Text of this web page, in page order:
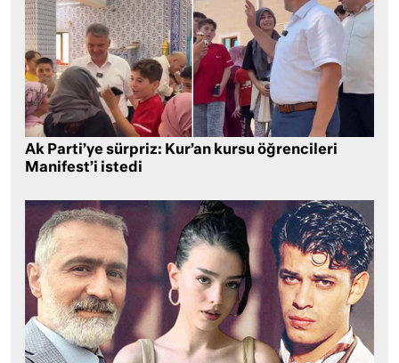
Ak Parti’ye sürpriz: Kur’an kursu öğrencileri
Manifest’i istedi